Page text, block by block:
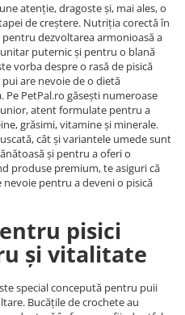
atenție, dragoste și, mai ales, o
de creștere. Nutriția corectă în
dezvoltarea armonioasă a
puternic și pentru o blană
vorba despre o rasă de pisică
are nevoie de o dietă
PetPal.ro găsești numeroase
atent formulate pentru a
grăsimi, vitamine și minerale.
cât și variantele umede sunt
și pentru a oferi o
produse premium, te asiguri că
pentru a deveni o pisică
pisici
și vitalitate
special concepută pentru puii
Bucățile de crochete au